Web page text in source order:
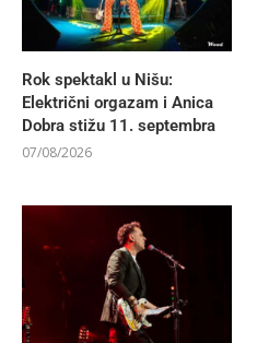
Rok spektakl u Nišu:
Električni orgazam i Anica
Dobra stižu 11. septembra
07/08/2026